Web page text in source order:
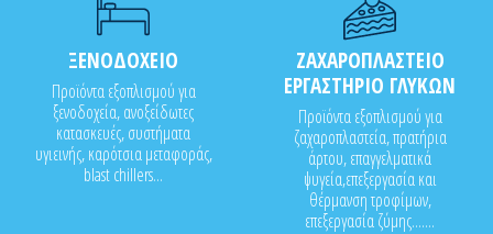
ΞΕΝΟΔΟΧΕΙΟ
Προϊόντα εξοπλισμού για
ξενοδοχεία, ανοξείδωτες
κατασκευές, συστήματα
υγιεινής, καρότσια μεταφοράς,
blast chillers...
ΖΑΧΑΡΟΠΛΑΣΤΕΙΟ
ΕΡΓΑΣΤΗΡΙΟ ΓΛΥΚΩΝ
Προϊόντα εξοπλισμού για
ζαχαροπλαστεία, πρατήρια
άρτου, επαγγελματικά
ψυγεία,επεξεργασία και
θέρμανση τροφίμων,
επεξεργασία ζύμης.......